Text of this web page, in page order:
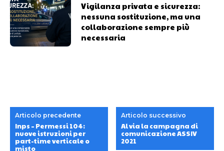
Vigilanza privata e sicurezza:
nessuna sostituzione, ma una
collaborazione sempre più
necessaria
Articolo precedente
Inps – Permessi 104:
nuove istruzioni per
part-time verticale o
misto
Articolo successivo
Al via la campagna di
comunicazione ASSIV
2021